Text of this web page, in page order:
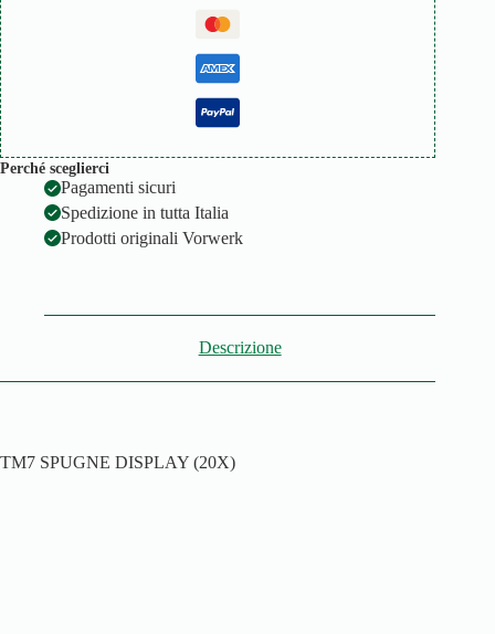
Perché sceglierci
Pagamenti sicuri
Spedizione in tutta Italia
Prodotti originali Vorwerk
Descrizione
TM7 SPUGNE DISPLAY (20X)